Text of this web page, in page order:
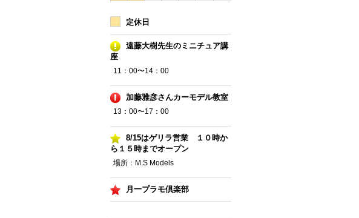
定休日
遠藤大樹先生のミニチュア講
座
11：00〜14：00
加藤雅彦さんカーモデル教室
13：00〜17：00
8/15はゲリラ営業 １０時か
ら１５時までオープン
場所：M.S Models
月一プラモ倶楽部